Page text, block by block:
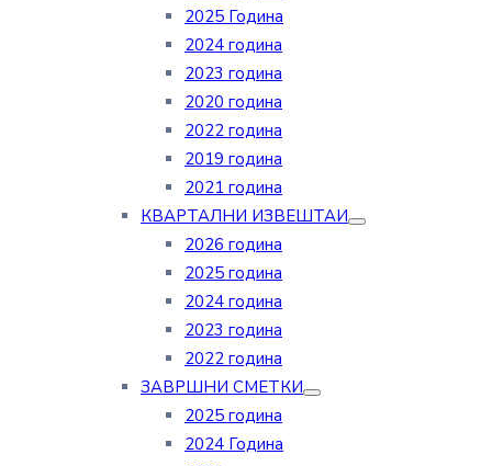
2025 Година
2024 година
2023 година
2020 година
2022 година
2019 година
2021 година
КВАРТАЛНИ ИЗВЕШТАИ
2026 година
2025 година
2024 година
2023 година
2022 година
ЗАВРШНИ СМЕТКИ
2025 година
2024 Година